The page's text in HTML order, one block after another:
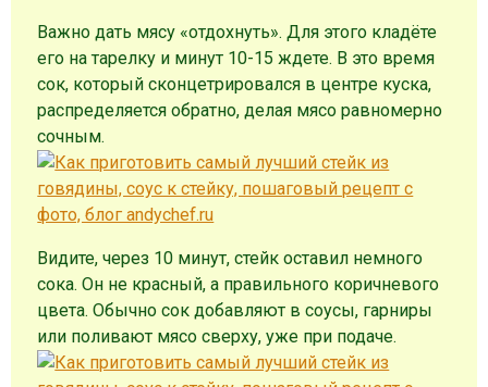
Важно дать мясу «отдохнуть». Для этого кладёте
его на тарелку и минут 10-15 ждете. В это время
сок, который сконцетрировался в центре куска,
распределяется обратно, делая мясо равномерно
сочным.
Видите, через 10 минут, стейк оставил немного
сока. Он не красный, а правильного коричневого
цвета. Обычно сок добавляют в соусы, гарниры
или поливают мясо сверху, уже при подаче.